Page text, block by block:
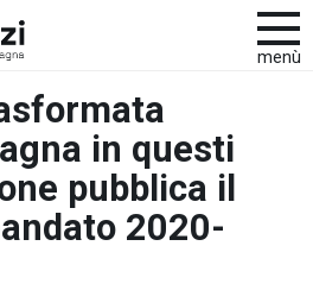
menù
in questi
pubblica il
2020-